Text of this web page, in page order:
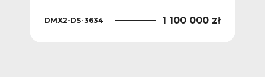
DMX2-DS-3634 1 100 000 zł